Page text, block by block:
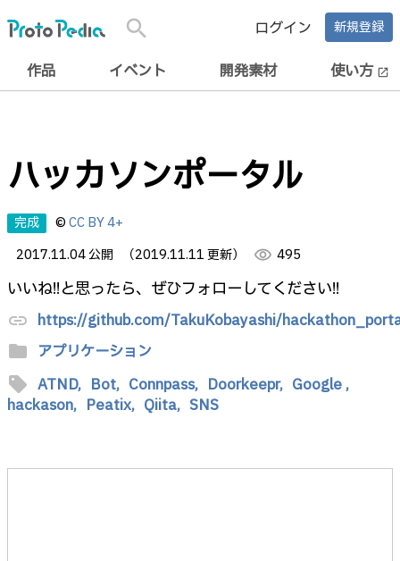
search ログイン 新規登録
作品 イベント 開発素材 使い方 open_in_new
ハッカソンポータル
完成 ©CC BY 4+
2017.11.04 公開
（2019.11.11 更新） visibility 495
いいね!!と思ったら、ぜひフォローしてください!!
link https://github.com/TakuKobayashi/
folder アプリケーション
sell ATND, Bot, Connpass, Doorkeepr, Google ,
hackason, Peatix, Qiita, SNS